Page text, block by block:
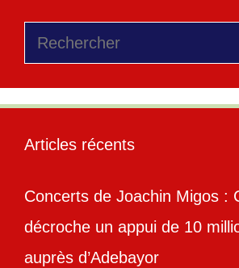
Rechercher
Articles récents
Concerts de Joachin Migos :
décroche un appui de 10
auprès d’Adebayor